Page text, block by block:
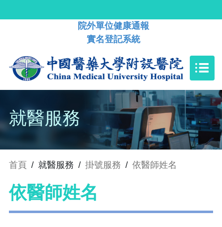
院外單位健康通報
實名登記系統
就醫服務
首頁 / 就醫服務 / 掛號服務 / 依醫師姓名
依醫師姓名